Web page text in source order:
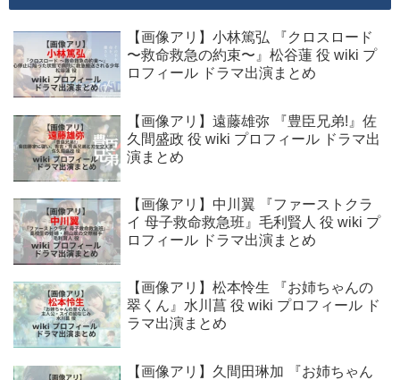
【画像アリ】小林篤弘 『クロスロード
〜救命救急の約束〜』松谷蓮 役 wiki プ
ロフィール ドラマ出演まとめ
【画像アリ】遠藤雄弥 『豊臣兄弟!』佐
久間盛政 役 wiki プロフィール ドラマ出
演まとめ
【画像アリ】中川翼 『ファーストクラ
イ 母子救命救急班』毛利賢人 役 wiki プ
ロフィール ドラマ出演まとめ
【画像アリ】松本怜生 『お姉ちゃんの
翠くん』水川菖 役 wiki プロフィール ド
ラマ出演まとめ
【画像アリ】久間田琳加 『お姉ちゃん